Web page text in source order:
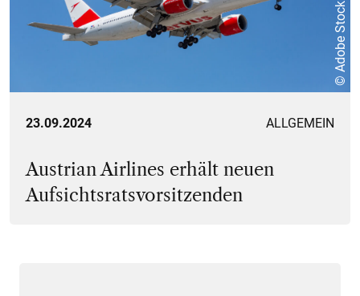
© Adobe Stock
23.09.2024 ALLGEMEIN
Austrian Airlines erhält neuen
Aufsichtsratsvorsitzenden